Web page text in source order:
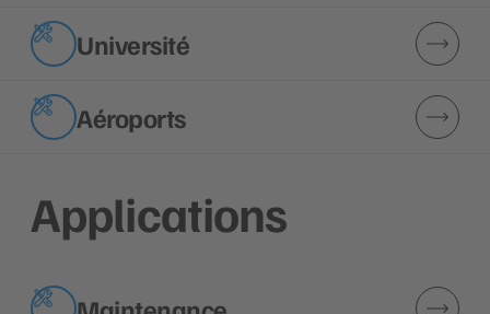
Université
Aéroports
Applications